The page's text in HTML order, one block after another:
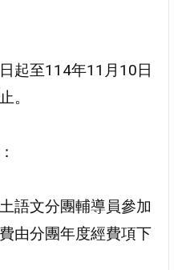
起至114年11月10日
。
語文分團輔導員參加
由分團年度經費項下